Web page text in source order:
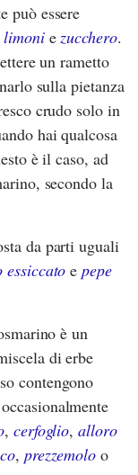
può essere
limoniezucchero.
un rametto
sulla pietanza
crudo solo in
hai qualcosa
è il caso, ad
secondo la
da parti uguali
essiccato epepe
è un
di erbe
contengono
, cerfoglio,alloro
, prezzemolo o